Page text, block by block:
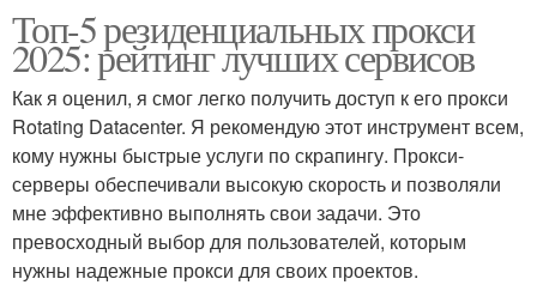
Топ-5 резиденциальных прокси
2025: рейтинг лучших сервисов
Как я оценил, я смог легко получить доступ к его прокси
Rotating Datacenter. Я рекомендую этот инструмент всем,
кому нужны быстрые услуги по скрапингу. Прокси-
серверы обеспечивали высокую скорость и позволяли
мне эффективно выполнять свои задачи. Это
превосходный выбор для пользователей, которым
нужны надежные прокси для своих проектов.